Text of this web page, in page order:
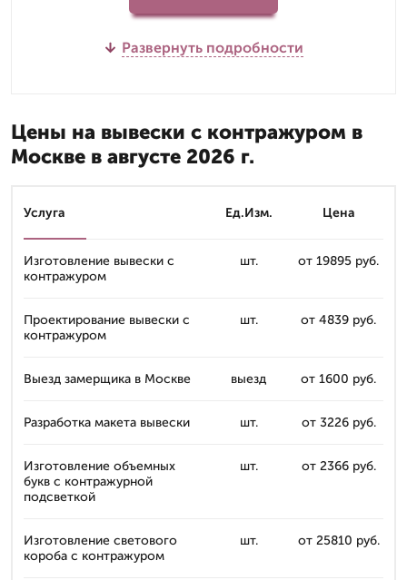
Развернуть подробности
Цены на вывески с контражуром в
Москве в августе 2026 г.
Услуга Ед.Изм. Цена
Изготовление вывески с
контражуром
шт. от 19895 руб.
Проектирование вывески с
контражуром
шт. от 4839 руб.
Выезд замерщика в Москве выезд от 1600 руб.
Разработка макета вывески шт. от 3226 руб.
Изготовление объемных
букв с контражурной
подсветкой
шт. от 2366 руб.
Изготовление светового
короба с контражуром
шт. от 25810 руб.